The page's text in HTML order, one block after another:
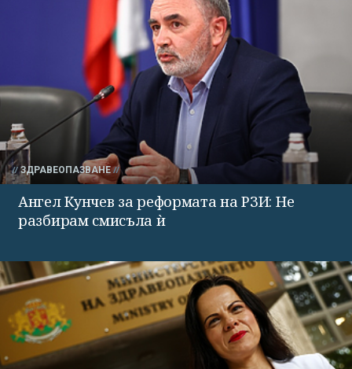
ЗДРАВЕОПАЗВАНЕ
Ангел Кунчев за реформата на РЗИ: Не
разбирам смисъла ѝ